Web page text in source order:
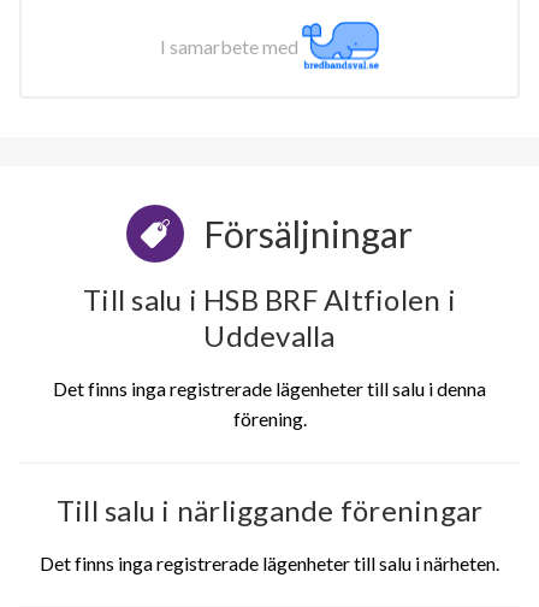
I samarbete med
Försäljningar
Till salu i HSB BRF Altfiolen i
Uddevalla
Det finns inga registrerade lägenheter till salu i denna
förening.
Till salu i närliggande föreningar
Det finns inga registrerade lägenheter till salu i närheten.